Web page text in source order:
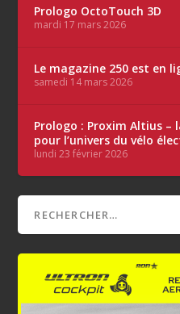
Prologo OctoTouch 3D
mardi 17 mars 2026
Le magazine 250 est en
samedi 14 mars 2026
Prologo : Proxim Altius –
pour l’univers du vélo
lundi 23 février 2026